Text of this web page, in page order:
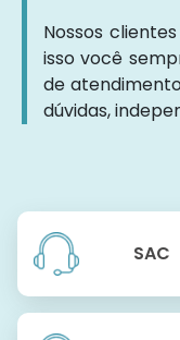
Nossos
isso você
de
dúvidas,
SAC